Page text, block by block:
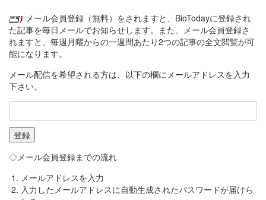
メール会員登録（無料）をされますと、BioTodayに登録され
た記事を毎日メールでお知らせします。また、メール会員登録さ
れますと、毎週月曜からの一週間あたり2つの記事の全文閲覧が可
能になります。
メール配信を希望される方は、以下の欄にメールアドレスを入力
下さい。
◇メール会員登録までの流れ
メールアドレスを入力
入力したメールアドレスに自動生成されたパスワードが届けら